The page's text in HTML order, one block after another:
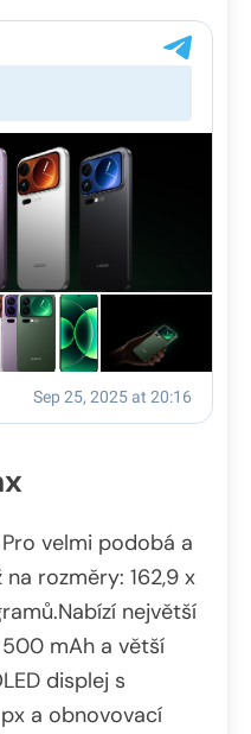
velmi podobá a
rozměry: 162,9 x
největší
mAh a větší
displej s
a obnovovací